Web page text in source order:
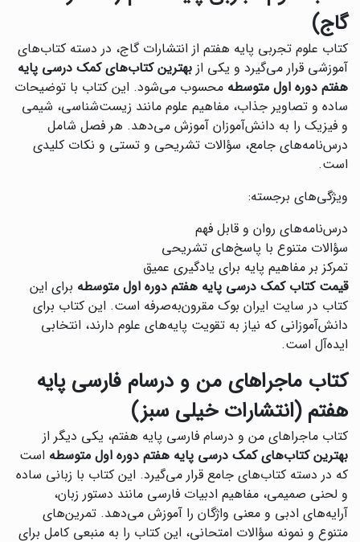
گاج)
کتاب علوم تجربی پایه هفتم از انتشارات گاج، در دسته کتاب‌های
آموزشی قرار می‌گیرد و یکی از بهترین کتاب‌های کمک درسی پایه
هفتم دوره اول متوسطه محسوب می‌شود. این کتاب با توضیحات
ساده و تصاویر جذاب، مفاهیم علوم مانند زیست‌شناسی، شیمی
و فیزیک را به دانش‌آموزان آموزش می‌دهد. هر فصل شامل
درس‌نامه‌های جامع، سؤالات تشریحی و تستی و نکات کلیدی
است.
ویژگی‌های برجسته:
درس‌نامه‌های روان و قابل فهم
سؤالات متنوع با پاسخ‌های تشریحی
تمرکز بر مفاهیم پایه برای یادگیری عمیق
قیمت کتاب کمک درسی پایه هفتم دوره اول متوسطه برای این
کتاب در سایت ایران بوک مقرون‌به‌صرفه است. این کتاب برای
دانش‌آموزانی که نیاز به تقویت پایه‌های علوم دارند، انتخابی
ایده‌آل است.
کتاب ماجراهای من و درسام فارسی پایه
هفتم (انتشارات خیلی سبز)
کتاب ماجراهای من و درسام فارسی پایه هفتم، یکی دیگر از
بهترین کتاب‌های کمک درسی پایه هفتم دوره اول متوسطه است
که در دسته کتاب‌های جامع قرار می‌گیرد. این کتاب با زبانی ساده
و لحنی صمیمی، مفاهیم ادبیات فارسی مانند دستور زبان،
آرایه‌های ادبی و معنی واژگان را آموزش می‌دهد. تمرین‌های
متنوع و نمونه سؤالات امتحانی، این کتاب را به منبعی کامل برای